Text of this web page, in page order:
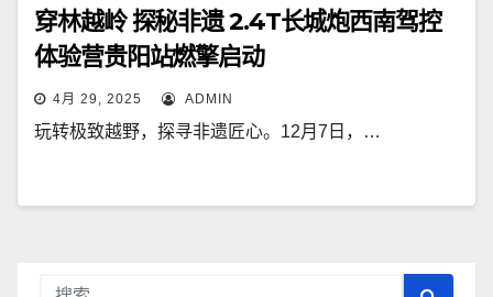
穿林越岭 探秘非遗 2.4T长城炮西南驾控
体验营贵阳站燃擎启动
4月 29, 2025 ADMIN
玩转极致越野，探寻非遗匠心。12月7日，…